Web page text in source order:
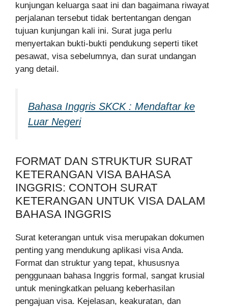
kunjungan keluarga saat ini dan bagaimana riwayat
perjalanan tersebut tidak bertentangan dengan
tujuan kunjungan kali ini. Surat juga perlu
menyertakan bukti-bukti pendukung seperti tiket
pesawat, visa sebelumnya, dan surat undangan
yang detail.
Bahasa Inggris SKCK : Mendaftar ke
Luar Negeri
FORMAT DAN STRUKTUR SURAT
KETERANGAN VISA BAHASA
INGGRIS: CONTOH SURAT
KETERANGAN UNTUK VISA DALAM
BAHASA INGGRIS
Surat keterangan untuk visa merupakan dokumen
penting yang mendukung aplikasi visa Anda.
Format dan struktur yang tepat, khususnya
penggunaan bahasa Inggris formal, sangat krusial
untuk meningkatkan peluang keberhasilan
pengajuan visa. Kejelasan, keakuratan, dan